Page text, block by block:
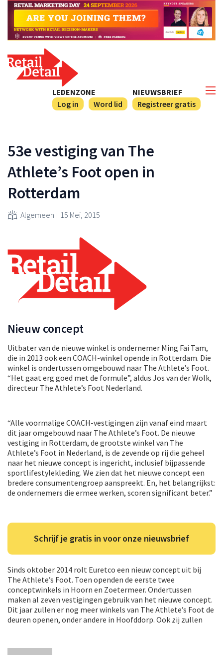
NIEUWSBRIEF
Registreer gratis
LEDENZONE
Log in
Word lid
53e vestiging van The
Athlete’s Foot open in
Rotterdam
Algemeen 15 Mei, 2015
Nieuw concept
Uitbater van de nieuwe winkel is ondernemer Ming Fai Tam,
die in 2013 ook een COACH-winkel opende in Rotterdam. Die
winkel is ondertussen omgebouwd naar The Athlete’s Foot.
“Het gaat erg goed met de formule”, aldus Jos van der Wolk,
directeur The Athlete’s Foot Nederland.
“Alle voormalige COACH-vestigingen zijn vanaf eind maart
dit jaar omgebouwd naar The Athlete’s Foot. De nieuwe
vestiging in Rotterdam, de grootste winkel van The
Athlete’s Foot in Nederland, is de zevende op rij die geheel
naar het nieuwe concept is ingericht, inclusief bijpassende
sportlifestylekleding. We zien dat het nieuwe concept een
bredere consumentengroep aanspreekt. En, het belangrijkst:
de ondernemers die ermee werken, scoren significant beter.”
Schrijf je gratis in voor onze nieuwsbrief
Sinds oktober 2014 rolt Euretco een nieuw concept uit bij
The Athlete’s Foot. Toen openden de eerste twee
conceptwinkels in Hoorn en Zoetermeer. Ondertussen
maken al zeven vestigingen gebruik van het nieuwe concept.
Dit jaar zullen er nog meer winkels van The Athlete’s Foot de
deuren openen, onder andere in Hoofddorp. Ook zij zullen